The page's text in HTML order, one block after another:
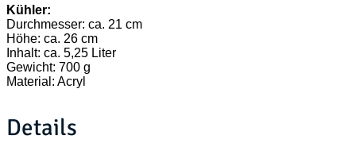
Kühler:
Durchmesser: ca. 21 cm
Höhe: ca. 26 cm
Inhalt: ca. 5,25 Liter
Gewicht: 700 g
Material: Acryl
Details